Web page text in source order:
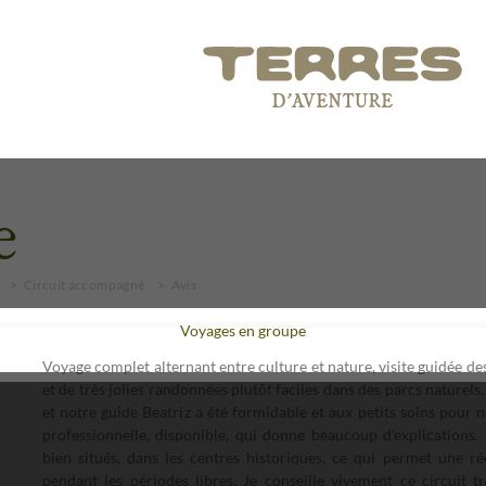
Voyages en groupe
Voyage complet alternant entre culture et nature, visite guidée